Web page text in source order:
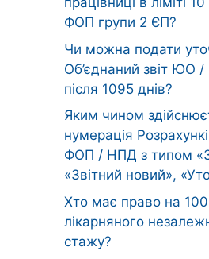
ФОП групи 2 ЄП?
Чи можна подати
Об’єднаний звіт
після 1095 днів?
Яким чином
нумерація
ФОП / НПД з типом
«Звітний новий»,
Хто має право на
лікарняного
стажу?